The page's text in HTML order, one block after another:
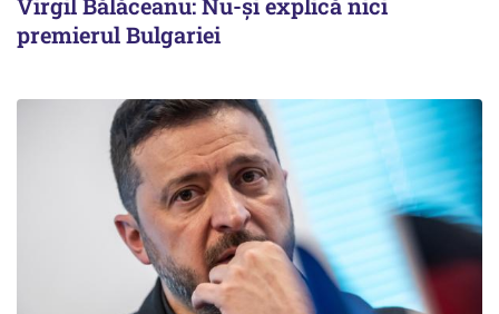
premierul Bulgariei